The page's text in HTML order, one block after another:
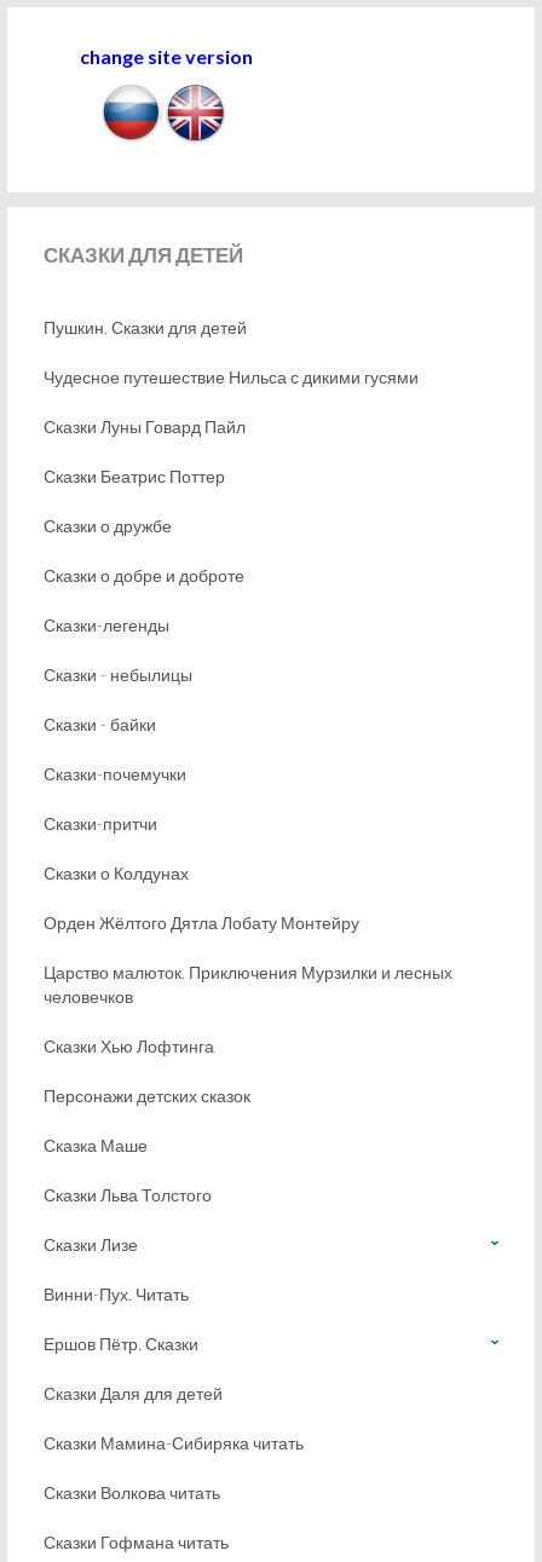
change site version
СКАЗКИДЛЯ ДЕТЕЙ
Пушкин. Сказки для детей
Чудесное путешествие Нильса с дикими гусями
Сказки Луны Говард Пайл
Сказки Беатрис Поттер
Сказки о дружбе
Сказки о добре и доброте
Сказки-легенды
Сказки - небылицы
Сказки - байки
Сказки-почемучки
Сказки-притчи
Сказки о Колдунах
Орден Жёлтого Дятла Лобату Монтейру
Царство малюток. Приключения Мурзилки и лесных
человечков
Сказки Хью Лофтинга
Персонажи детских сказок
Сказка Маше
Сказки Льва Толстого
Сказки Лизе
Винни-Пух. Читать
Ершов Пётр. Сказки
Сказки Даля для детей
Сказки Мамина-Сибиряка читать
Сказки Волкова читать
Сказки Гофмана читать